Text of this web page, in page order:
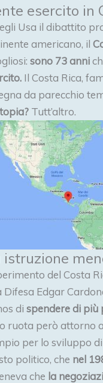
esercito in
Usa il dibattito
americano, il
sono 73 anni
Il Costa Rica,
da parecchio
Tutt’altro.
istruzione
del Costa
Difesa Edgar
di spendere di più
ruota però attorno
per lo sviluppo
politico, che nel
che la